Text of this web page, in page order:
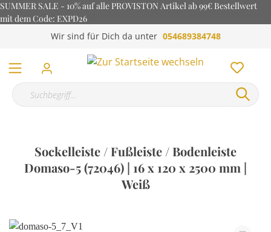
SUMMER SALE - 10% auf alle PROVISTON Artikel ab 99€ Bestellwert
mit dem Code: EXPD26
Wir sind für Dich da unter 054689384748
Sockelleiste / Fußleiste / Bodenleiste
Domaso-5 (72046) | 16 x 120 x 2500 mm |
Weiß